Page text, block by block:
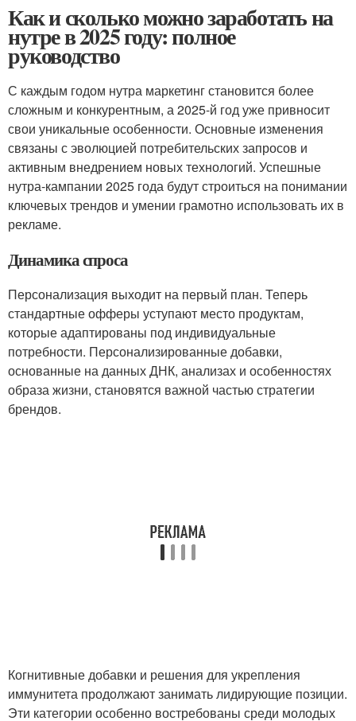
Как и сколько можно заработать на
нутре в 2025 году: полное
руководство
С каждым годом нутра маркетинг становится более
сложным и конкурентным, а 2025-й год уже привносит
свои уникальные особенности. Основные изменения
связаны с эволюцией потребительских запросов и
активным внедрением новых технологий. Успешные
нутра-кампании 2025 года будут строиться на понимании
ключевых трендов и умении грамотно использовать их в
рекламе.
Динамика спроса
Персонализация выходит на первый план. Теперь
стандартные офферы уступают место продуктам,
которые адаптированы под индивидуальные
потребности. Персонализированные добавки,
основанные на данных ДНК, анализах и особенностях
образа жизни, становятся важной частью стратегии
брендов.
Когнитивные добавки и решения для укрепления
иммунитета продолжают занимать лидирующие позиции.
Эти категории особенно востребованы среди молодых